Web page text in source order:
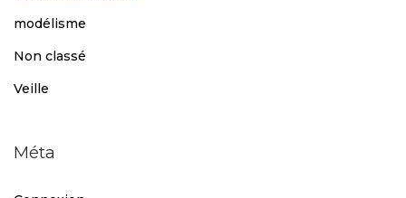
modélisme
Non classé
Veille
Méta